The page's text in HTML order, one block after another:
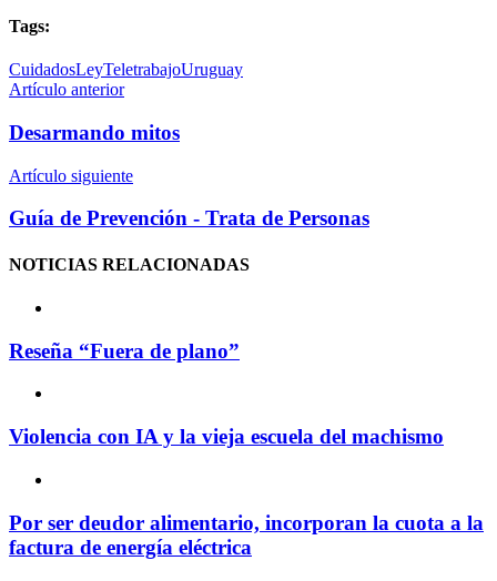
Tags:
CuidadosLeyTeletrabajoUruguay
Artículo anterior
Desarmando mitos
Artículo siguiente
Guía de Prevención - Trata de Personas
NOTICIAS RELACIONADAS
Reseña “Fuera de plano”
Violencia con IA y la vieja escuela del machismo
Por ser deudor alimentario, incorporan la cuota a la
factura de energía eléctrica